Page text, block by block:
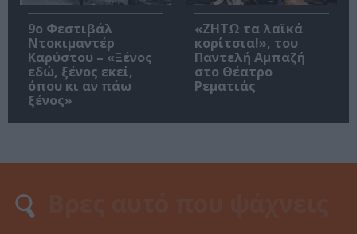
9ο Φεστιβάλ
Ντοκιμαντέρ
Καρύστου – «Ξένος
εδώ, ξένος εκεί,
όπου κι αν πάω
ξένος»
«ΖΗΤΩ τα λαϊκά
κορίτσια!», του
Παντελή Αμπαζή
στο Θέατρο
Ρεματιάς